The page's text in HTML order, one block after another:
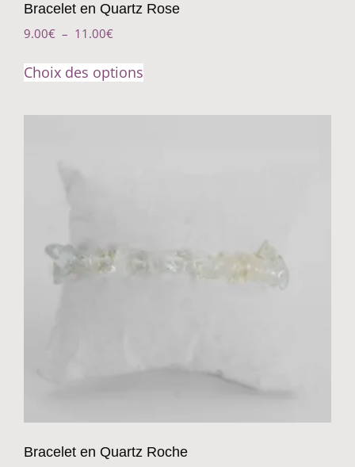
Bracelet en Quartz Rose
9.00€ – 11.00€
Choix des options
Bracelet en Quartz Roche